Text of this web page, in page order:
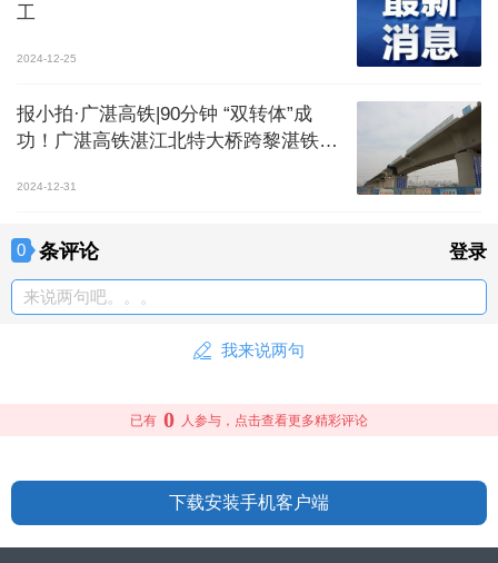
工
2024-12-25
报小拍·广湛高铁|90分钟 “双转体”成
功！广湛高铁湛江北特大桥跨黎湛铁路
2024-12-31
0 条评论 登录
来说两句吧。。。
我来说两句
已有 0 人参与，点击查看更多精彩评论
下载安装手机客户端